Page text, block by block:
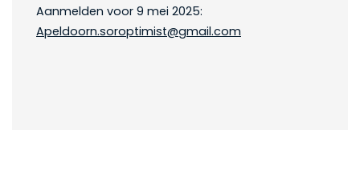
Aanmelden voor 9 mei 2025:
Apeldoorn.soroptimist@gmail.com